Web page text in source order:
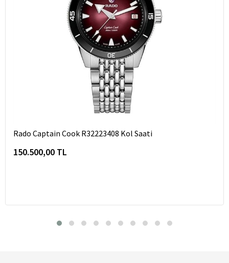
Rado Captain Cook R32223408 Kol Saati
150.500,00 TL